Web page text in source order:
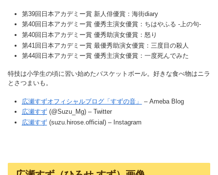
第39回日本アカデミー賞 新人俳優賞：海街diary
第40回日本アカデミー賞 優秀主演女優賞：ちはやふる -上の句-
第40回日本アカデミー賞 優秀助演女優賞：怒り
第41回日本アカデミー賞 最優秀助演女優賞：三度目の殺人
第44回日本アカデミー賞 優秀主演女優賞：一度死んでみた
特技は小学生の頃に習い始めたバスケットボール。好きな食べ物はニラ
とさつまいも。
広瀬すずオフィシャルブログ「すずの音」
– Ameba Blog
広瀬すず(@Suzu_Mg) – Twitter
広瀬すず(suzu.hirose.official) – Instagram